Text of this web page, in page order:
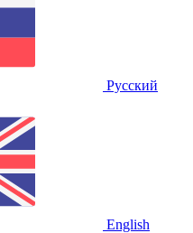
Русский
English